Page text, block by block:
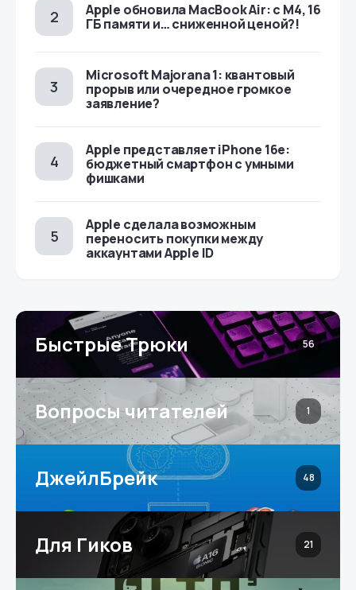
Apple обновила MacBook Air: с M4, 16
ГБ памяти и… сниженной ценой?!
Microsoft Majorana 1: квантовый
прорыв или очередное громкое
заявление?
Apple представляет iPhone 16e:
бюджетный смартфон с умными
фишками
Apple сделала возможным
переносить покупки между
аккаунтами Apple ID
Быстрые Трюки 56
Вопросы читателей 1
ДжейлБрейк 48
Для Гиков 21